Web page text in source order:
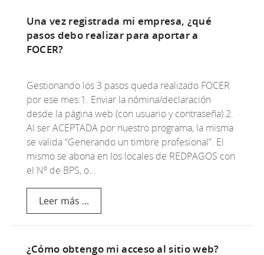
Una vez registrada mi empresa, ¿qué
pasos debo realizar para aportar a
FOCER?
Gestionando los 3 pasos queda realizado FOCER
por ese mes:1. Enviar la nómina/declaración
desde la página web (con usuario y contraseña).2.
Al ser ACEPTADA por nuestro programa, la misma
se valida “Generando un timbre profesional”. El
mismo se abona en los locales de REDPAGOS con
el Nº de BPS, o…
Leer más ...
¿Cómo obtengo mi acceso al sitio web?